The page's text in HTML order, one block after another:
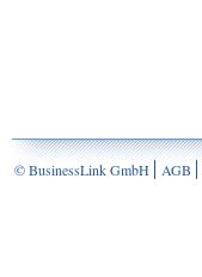
© BusinessLink GmbH AGB